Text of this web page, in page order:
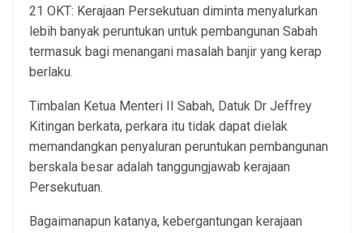
21 OKT: Kerajaan Persekutuan diminta menyalurkan
lebih banyak peruntukan untuk pembangunan Sabah
termasuk bagi menangani masalah banjir yang kerap
berlaku.
Timbalan Ketua Menteri II Sabah, Datuk Dr Jeffrey
Kitingan berkata, perkara itu tidak dapat dielak
memandangkan penyaluran peruntukan pembangunan
berskala besar adalah tanggungjawab kerajaan
Persekutuan.
Bagaimanapun katanya, kebergantungan kerajaan